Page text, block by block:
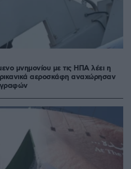
μνημονίου με τις ΗΠΑ λέει η
αεροσκάφη αναχώρησαν